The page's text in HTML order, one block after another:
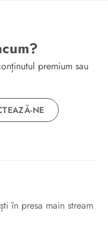
premium sau
NE
în presa main stream